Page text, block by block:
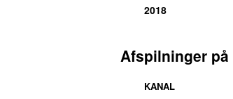
2018
Afspilninger
KANAL